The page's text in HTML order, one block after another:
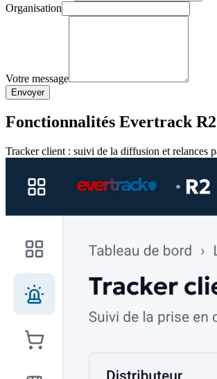
Organisation
Votre message
Envoyer
Fonctionnalités Evertrack R2
Tracker client : suivi de la diffusion et relances